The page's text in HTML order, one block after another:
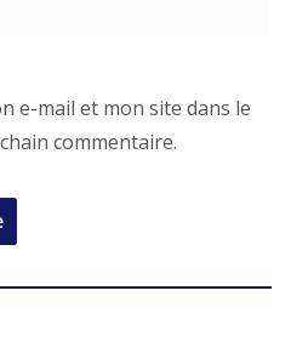
e-mail et mon site dans le
commentaire.